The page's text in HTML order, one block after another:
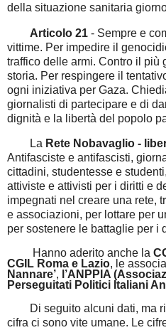
della situazione sanitaria
Articolo 21 - Sempre e
vittime. Per impedire il
traffico delle armi. Contro il più
storia. Per respingere il
ogni iniziativa per Gaza.
giornalisti di partecipare e di
dignità e la libertà del popolo
La Rete Nobavaglio -
Antifasciste e antifascisti,
cittadini, studentesse e
attiviste e attivisti per i diritti e
impegnati nel creare una rete,
e associazioni, per lottare per
per sostenere le battaglie per i
Hanno aderito anche la
CGIL Roma e Lazio, le
Nannare’, l’ANPPIA
Perseguitati Politici Italiani
Di seguito alcuni dati, ma
cifra ci sono vite umane. Le